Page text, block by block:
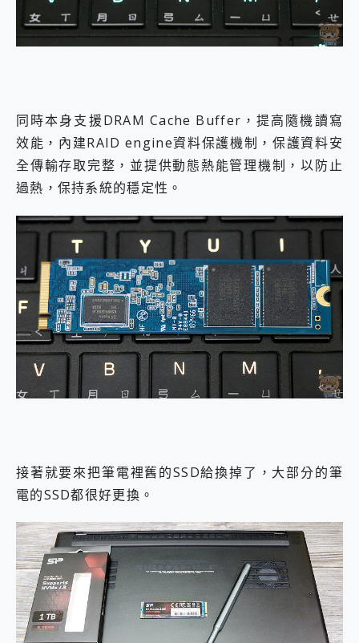
同時本身支援DRAM Cache Buffer，提高隨機讀寫
效能，內建RAID engine資料保護機制，保護資料安
全傳輸存取完整，並提供動態熱能管理機制，以防止
過熱，保持系統的穩定性。
接著就要來把筆電裡舊的SSD給換掉了，大部分的筆
電的SSD都很好更換。